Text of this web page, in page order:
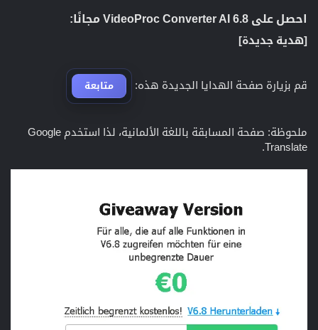
احصل على VideoProc Converter AI 6.8 مجانًا:​
[هدية جديدة]
قم بزيارة صفحة الهدايا الجديدة هذه: متابعة
ملحوظة: صفحة المسابقة باللغة الألمانية، لذا استخدم Google
Translate.